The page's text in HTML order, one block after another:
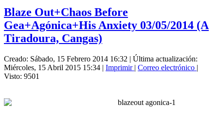
Blaze Out+Chaos Before
Gea+Agónica+His Anxiety 03/05/2014 (A
Tiradoura, Cangas)
Creado: Sábado, 15 Febrero 2014 16:32 | Última actualización:
Miércoles, 15 Abril 2015 15:34 | Imprimir | Correo electrónico |
Visto: 9501